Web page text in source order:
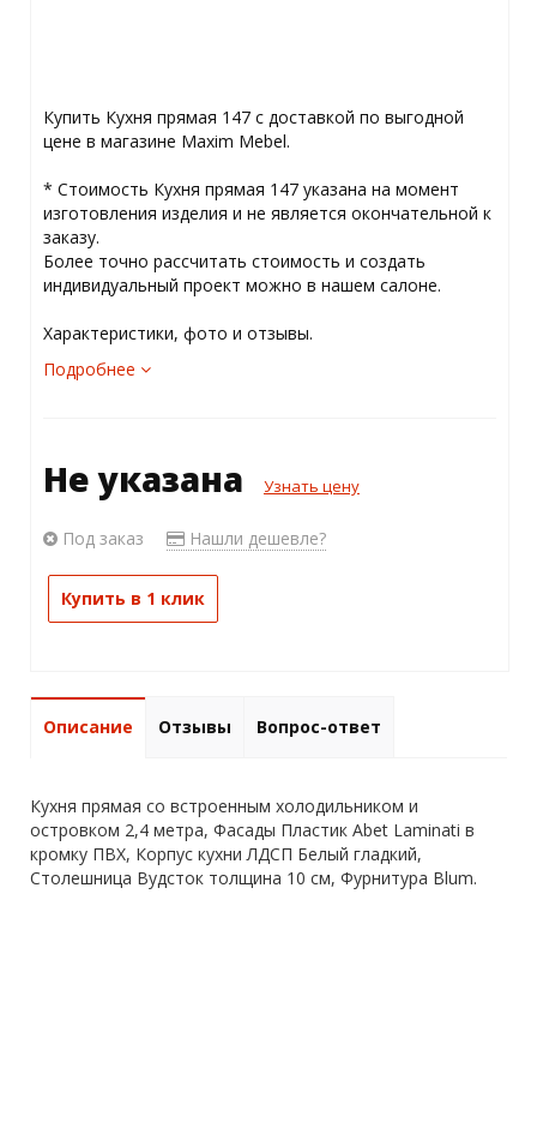
Купить Кухня прямая 147 с доставкой по выгодной
цене в магазине Maxim Mebel.
­* ­Стоимость Кухня прямая 147 указана на момент
изготовления изделия и не является окончательной к
заказу.
Более точно рассчитать стоимость и создать
индивидуальный проект можно в нашем салоне.
Характеристики, фото и отзывы.
Подробнее
Не указана Узнать цену
Под заказ Нашли дешевле?
Купить в 1 клик
Описание Отзывы Вопрос-ответ
Кухня прямая со встроенным холодильником и
островком 2,4 метра, Фасады Пластик Abet Laminati в
кромку ПВХ, Корпус кухни ЛДСП Белый гладкий,
Столешница Вудсток толщина 10 см, Фурнитура Blum.